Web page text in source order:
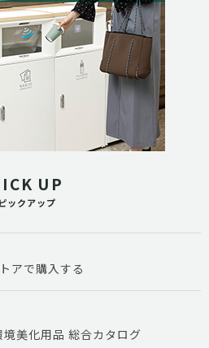
UP
ピックアップ
アで購入する
美化用品 総合カタログ